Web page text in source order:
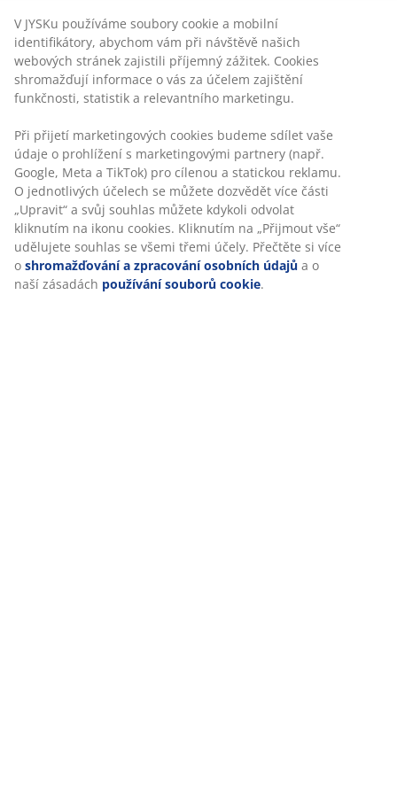
nim jsou pak ručníky nadýchané a jejich sušení netrvá
tak dlouho, šetříte tedy zároveň elektřinu. Prostě
ideální situace!
Dejte vašim ručníkům spoustu místa při sušení
Pokud nemáte dostatek místa v koupelně, možná
jednoduše věšíte ručníky přes sebe. To je ale špatně!
Pokud jim nedáte dostatek místa pro usušení, jejich
vlhkost může přitáhnout bakterie. Koupelna je také
očividným místem pro skladování suchých ručníků,
věděli jste ale, že se jejich skladování v koupelně
nedoporučuje?
V JYSKu používáme soubory cookie a mobilní
identifikátory, abychom vám při návštěvě našich
webových stránek zajistili příjemný zážitek. Cookies
shromažďují informace o vás za účelem zajištění
funkčnosti, statistik a relevantního marketingu.
Při přijetí marketingových cookies budeme sdílet vaše
údaje o prohlížení s marketingovými partnery (např.
Google, Meta a TikTok) pro cílenou a statickou reklamu.
O jednotlivých účelech se můžete dozvědět více části
„Upravit“ a svůj souhlas můžete kdykoli odvolat
kliknutím na ikonu cookies. Kliknutím na „Přijmout vše“
udělujete souhlas se všemi třemi účely. Přečtěte si více
o shromažďování a zpracování osobních údajů a o
naší zásadách používání souborů cookie.